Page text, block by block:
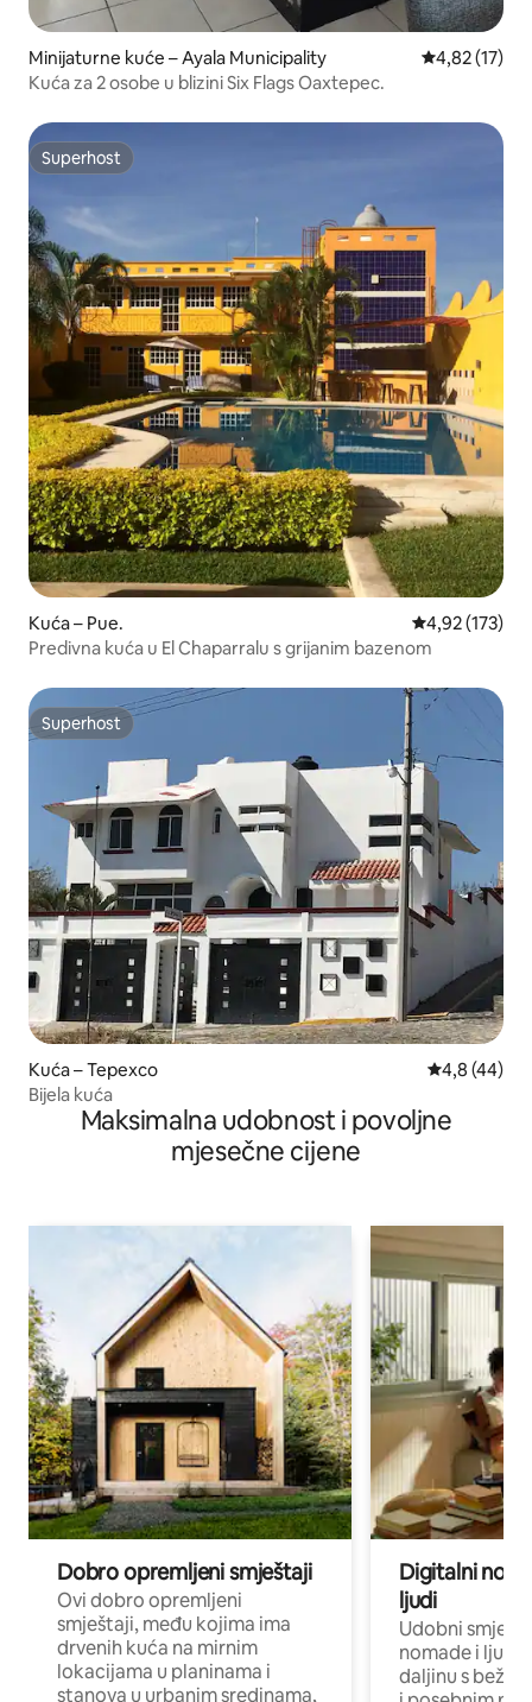
Minijaturne kuće – Ayala Municipality Prosječna
4,82 (17)
Kuća za 2 osobe u blizini Six Flags Oaxtepec.
Superhost
Superhost
Kuća – Pue. Prosječna
4,92 (173)
Predivna kuća u El Chaparralu s grijanim bazenom
Superhost
Superhost
Kuća – Tepexco Prosječna
4,8 (44)
Bijela kuća
Maksimalna udobnost i povoljne
mjesečne cijene
Dobro opremljeni smještaji
Ovi dobro opremljeni
smještaji, među kojima ima
drvenih kuća na mirnim
lokacijama u planinama i
stanova u urbanim sredinama,
Digitalni
ljudi
Udobni
nomade i ljude
daljinu s